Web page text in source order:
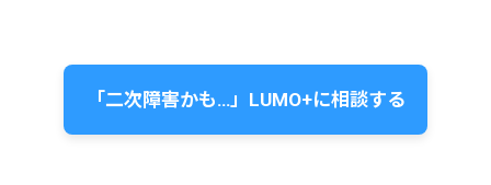
「二次障害かも…」LUMO+に相談する